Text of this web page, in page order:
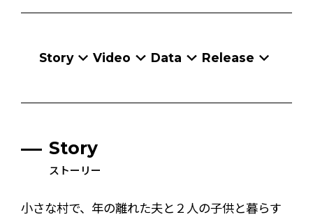
Story Video Data Release
Story
ストーリー
小さな村で、年の離れた夫と２人の子供と暮らす